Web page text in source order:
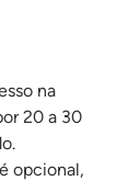
na
20 a 30
opcional,